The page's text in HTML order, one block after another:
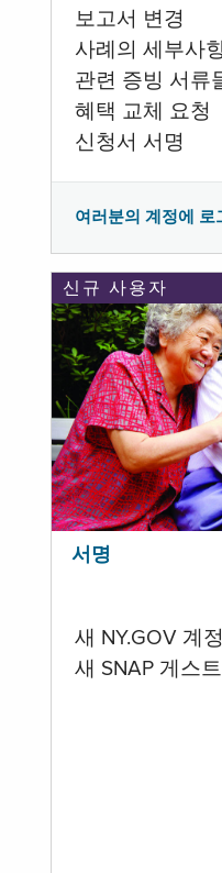
보고서 변경
사례의 세부사
관련 증빙 서류
혜택 교체 요청
신청서 서명
여러분의 계정에 로
신규 사용자
서명
새 NY.GOV 계
새 SNAP 게스